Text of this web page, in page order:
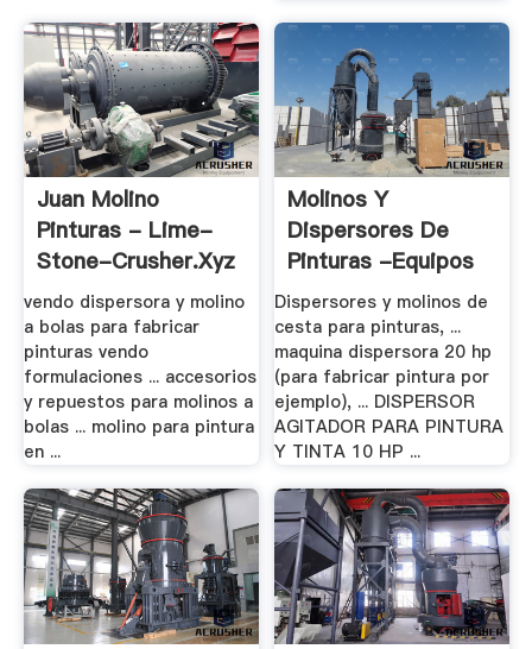
Juan Molino
Pinturas - Lime-
Stone-Crusher.xyz
vendo dispersora y molino
a bolas para fabricar
pinturas vendo
formulaciones ... accesorios
y repuestos para molinos a
bolas ... molino para pintura
en ...
Molinos Y
Dispersores De
Pinturas -equipos
De .
Dispersores y molinos de
cesta para pinturas, ...
maquina dispersora 20 hp
(para fabricar pintura por
ejemplo), ... DISPERSOR
AGITADOR PARA PINTURA
Y TINTA 10 HP ...